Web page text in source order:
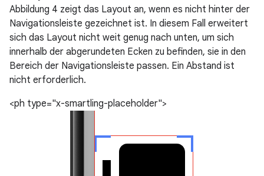
Abbildung 4 zeigt das Layout an, wenn es nicht hinter der
Navigationsleiste gezeichnet ist. In diesem Fall erweitert
sich das Layout nicht weit genug nach unten, um sich
innerhalb der abgerundeten Ecken zu befinden, sie in den
Bereich der Navigationsleiste passen. Ein Abstand ist
nicht erforderlich.
<ph type="x-smartling-placeholder">